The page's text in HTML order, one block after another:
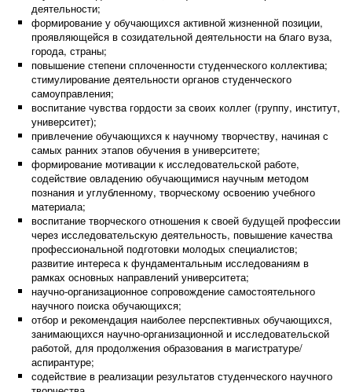
деятельности;
формирование у обучающихся активной жизненной позиции,
проявляющейся в созидательной деятельности на благо вуза,
города, страны;
повышение степени сплоченности студенческого коллектива;
стимулирование деятельности органов студенческого
самоуправления;
воспитание чувства гордости за своих коллег (группу, институт,
университет);
привлечение обучающихся к научному творчеству, начиная с
самых ранних этапов обучения в университете;
формирование мотивации к исследовательской работе,
содействие овладению обучающимися научным методом
познания и углубленному, творческому освоению учебного
материала;
воспитание творческого отношения к своей будущей профессии
через исследовательскую деятельность, повышение качества
профессиональной подготовки молодых специалистов;
развитие интереса к фундаментальным исследованиям в
рамках основных направлений университета;
научно-организационное сопровождение самостоятельного
научного поиска обучающихся;
отбор и рекомендация наиболее перспективных обучающихся,
занимающихся научно-организационной и исследовательской
работой, для продолжения образования в магистратуре/
аспирантуре;
содействие в реализации результатов студенческого научного